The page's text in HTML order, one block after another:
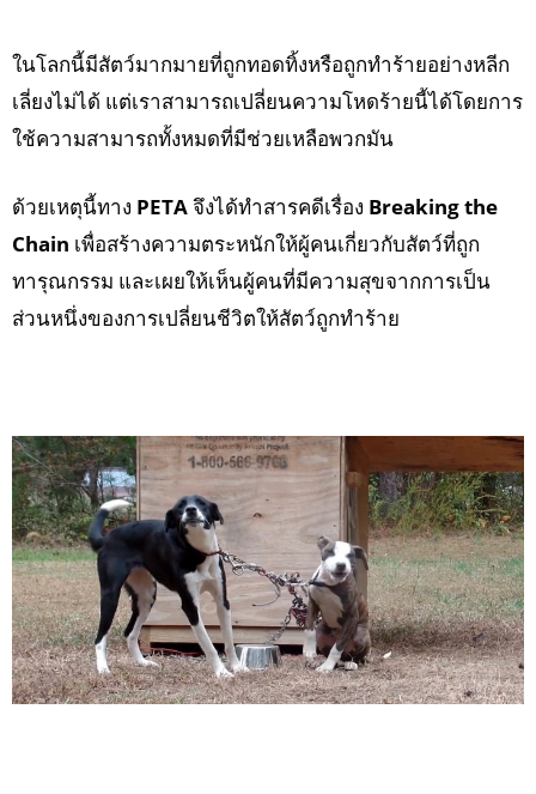
ในโลกนี้มีสัตว์มากมายที่ถูกทอดทิ้งหรือถูกทำร้ายอย่างหลีก
เลี่ยงไม่ได้ แต่เราสามารถเปลี่ยนความโหดร้ายนี้ได้โดยการ
ใช้ความสามารถทั้งหมดที่มีช่วยเหลือพวกมัน
ด้วยเหตุนี้ทาง PETAจึงได้ทำสารคดีเรื่อง Breaking the
Chain เพื่อสร้างความตระหนักให้ผู้คนเกี่ยวกับสัตว์ที่ถูก
ทารุณกรรม และเผยให้เห็นผู้คนที่มีความสุขจากการเป็น
ส่วนหนึ่งของการเปลี่ยนชีวิตให้สัตว์ถูกทำร้าย